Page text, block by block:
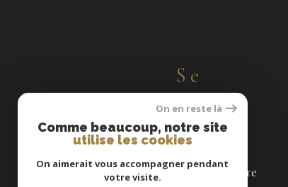
Se
connecter
espace propriétaire
On en reste là
Comme beaucoup, notre site
utilise les cookies
On aimerait vous accompagner pendant
votre visite.